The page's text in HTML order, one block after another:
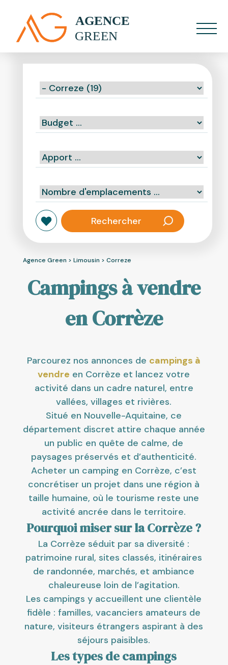
Agence Green > Limousin > Correze
Campings à vendre
en Corrèze
Parcourez nos annonces de campings à
vendre en Corrèze et lancez votre
activité dans un cadre naturel, entre
vallées, villages et rivières.
Situé en Nouvelle-Aquitaine, ce
département discret attire chaque année
un public en quête de calme, de
paysages préservés et d’authenticité.
Acheter un camping en Corrèze, c’est
concrétiser un projet dans une région à
taille humaine, où le tourisme reste une
activité ancrée dans le territoire.
Pourquoi miser sur la Corrèze ?
La Corrèze séduit par sa diversité :
patrimoine rural, sites classés, itinéraires
de randonnée, marchés, et ambiance
chaleureuse loin de l’agitation.
Les campings y accueillent une clientèle
fidèle : familles, vacanciers amateurs de
nature, visiteurs étrangers aspirant à des
séjours paisibles.
Les types de campings